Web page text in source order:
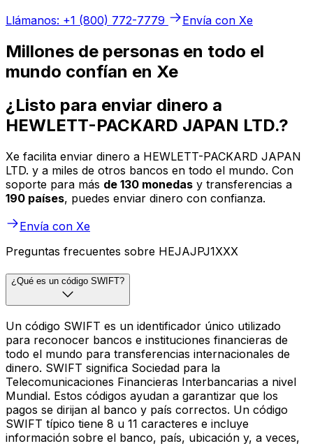
Llámanos: +1 (800) 772-7779
Envía con Xe
Millones de personas en todo el
mundo confían en Xe
¿Listo para enviar dinero a
HEWLETT-PACKARD JAPAN LTD.?
Xe facilita enviar dinero a HEWLETT-PACKARD JAPAN
LTD. y a miles de otros bancos en todo el mundo. Con
soporte para más de 130 monedas y transferencias a
190 países, puedes enviar dinero con confianza.
Envía con Xe
Preguntas frecuentes sobre HEJAJPJ1XXX
¿Qué es un código SWIFT?
Un código SWIFT es un identificador único utilizado
para reconocer bancos e instituciones financieras de
todo el mundo para transferencias internacionales de
dinero. SWIFT significa Sociedad para la
Telecomunicaciones Financieras Interbancarias a nivel
Mundial. Estos códigos ayudan a garantizar que los
pagos se dirijan al banco y país correctos. Un código
SWIFT típico tiene 8 u 11 caracteres e incluye
información sobre el banco, país, ubicación y, a veces,